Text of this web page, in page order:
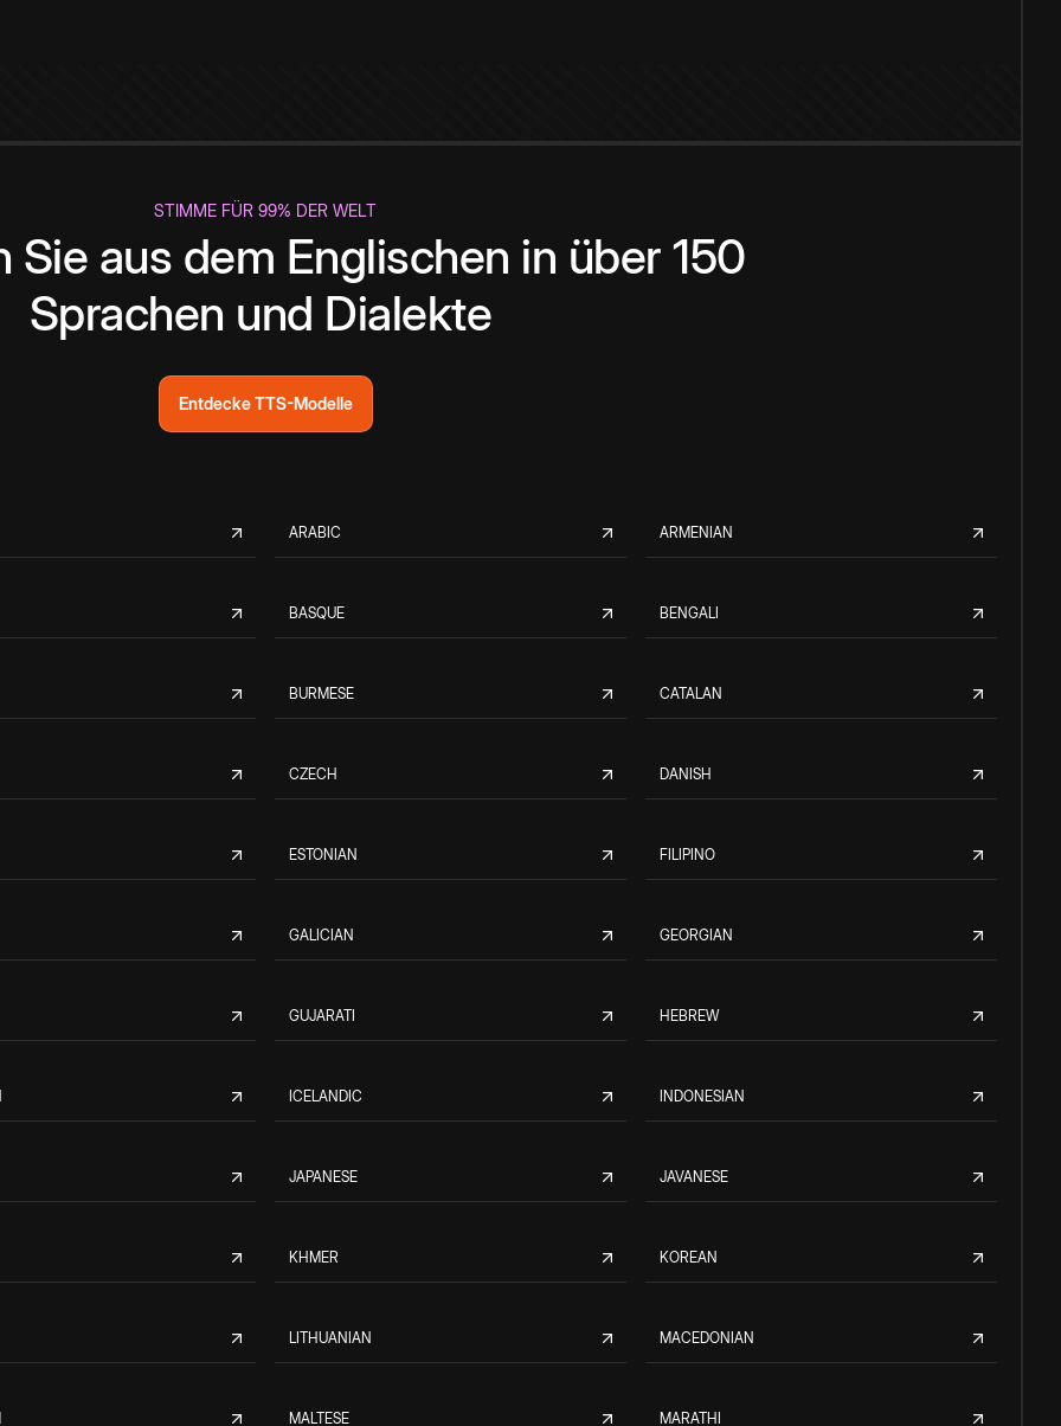
STIMME FÜR 99% DER WELT
Sie aus dem Englischen in über 150
Sprachen und Dialekte
Entdecke TTS-Modelle
ARABIC ARMENIAN
BASQUE BENGALI
BURMESE CATALAN
CZECH DANISH
ESTONIAN FILIPINO
GALICIAN GEORGIAN
GUJARATI HEBREW
ICELANDIC INDONESIAN
JAPANESE JAVANESE
KHMER KOREAN
LITHUANIAN MACEDONIAN
MALTESE MARATHI